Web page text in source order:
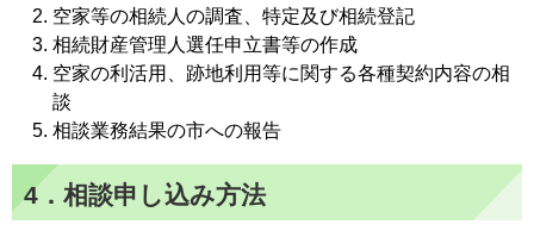
空家等の相続人の調査、特定及び相続登記
相続財産管理人選任申立書等の作成
空家の利活用、跡地利用等に関する各種契約内容の相
談
相談業務結果の市への報告
4．相談申し込み方法